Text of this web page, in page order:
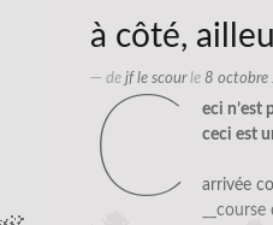
à côté,
— de jf le scourle 8 octobre
c
eci n’est
ceci est
arrivée